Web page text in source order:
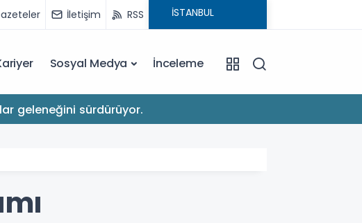
İletişim RSS
Sosyal Medya İnceleme
geleneğini sürdürüyor.